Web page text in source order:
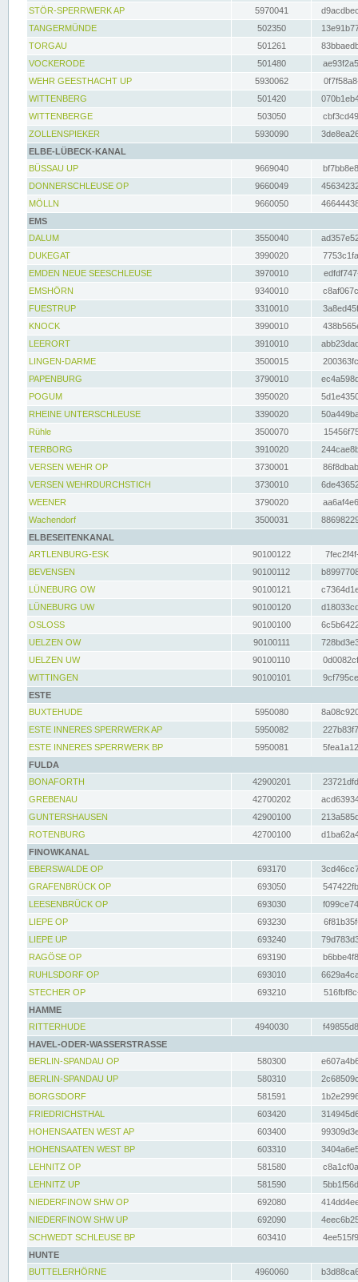
STÖR-SPERRWERK AP 5970041
TANGERMÜNDE
502350
TORGAU
501261
VOCKERODE
501480
WEHR GEESTHACHT UP
5930062
WITTENBERG
501420
WITTENBERGE
503050
ZOLLENSPIEKER
5930090
ELBE-LÜBECK-KANAL
BÜSSAU UP
9669040
DONNERSCHLEUSE OP
9660049
MÖLLN
9660050
EMS
DALUM
3550040
DUKEGAT
3990020
EMDEN NEUE SEESCHLEUSE
3970010
EMSHÖRN
9340010
FUESTRUP
3310010
KNOCK
3990010
LEERORT
3910010
LINGEN-DARME
3500015
PAPENBURG
3790010
POGUM
3950020
RHEINE UNTERSCHLEUSE
3390020
Rühle
3500070
TERBORG
3910020
VERSEN WEHR OP
3730001
VERSEN WEHRDURCHSTICH
3730010
WEENER
3790020
Wachendorf
3500031
ELBESEITENKANAL
ARTLENBURG-ESK
90100122
BEVENSEN
90100112
LÜNEBURG OW
90100121
LÜNEBURG UW
90100120
OSLOSS
90100100
UELZEN OW
90100111
UELZEN UW
90100110
WITTINGEN
90100101
ESTE
BUXTEHUDE
5950080
ESTE INNERES SPERRWERK AP
5950082
ESTE INNERES SPERRWERK BP
5950081
FULDA
BONAFORTH
42900201
GREBENAU
42700202
GUNTERSHAUSEN
42900100
ROTENBURG
42700100
FINOWKANAL
EBERSWALDE OP
693170
GRAFENBRÜCK OP
693050
LEESENBRÜCK OP
693030
LIEPE OP
693230
LIEPE UP
693240
RAGÖSE OP
693190
RUHLSDORF OP
693010
STECHER OP
693210
HAMME
RITTERHUDE
4940030
HAVEL-ODER-WASSERSTRASSE
BERLIN-SPANDAU OP
580300
BERLIN-SPANDAU UP
580310
BORGSDORF
581591
FRIEDRICHSTHAL
603420
HOHENSAATEN WEST AP
603400
HOHENSAATEN WEST BP
603310
LEHNITZ OP
581580
LEHNITZ UP
581590
NIEDERFINOW SHW OP
692080
NIEDERFINOW SHW UP
692090
SCHWEDT SCHLEUSE BP
603410
HUNTE
BUTTELERHÖRNE
4960060